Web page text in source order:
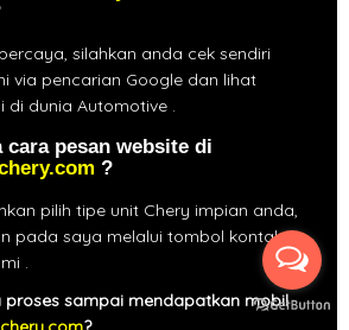
silahkan anda cek sendiri
via pencarian Google dan lihat
di dunia Automotive .
cara pesan website di
?
pilih tipe unit Chery impian anda,
pada saya melalui tombol kontak
.
proses sampai mendapatkan mobil